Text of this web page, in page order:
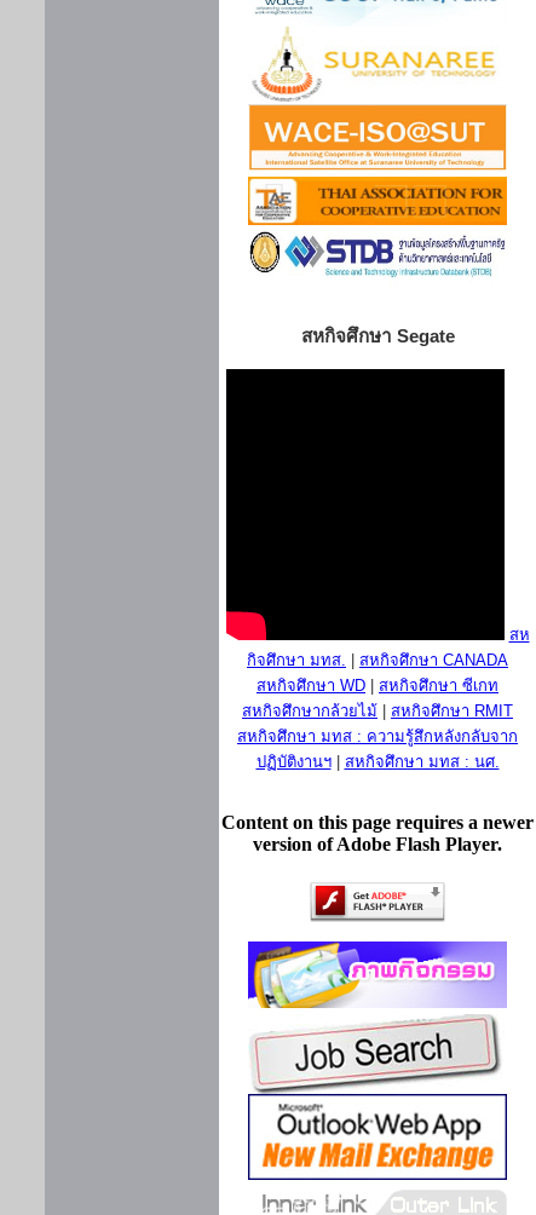
สหกิจศึกษา Segate
สห
กิจศึกษา มทส.
สหกิจศึกษา CANADA
สหกิจศึกษา WD
สหกิจศึกษา ซีเกท
สหกิจศึกษากล้วยไม้
สหกิจศึกษา RMIT
สหกิจศึกษา มทส : ความรู้สึกหลังกลับจาก
ปฏิบัติงานฯ| สหกิจศึกษา มทส : นศ.
Content on this page requires a newer
version of Adobe Flash Player.